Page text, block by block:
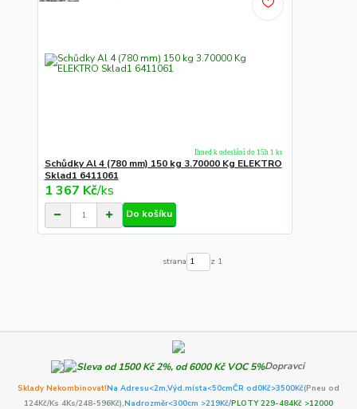
Schůdky Al 4 (780 mm) 150 kg 3.70000 Kg ELEKTRO
Sklad1 6411061
1 367 Kč/ks
Ihned k odeslání do 15h 1 ks
Do košíku
strana z 1
Dopravci
Sklady Nekombinovat!Na Adresu<2m,Výd.místa<50cmČR od0Kč>3500Kč(Pneu od
124Kč/Ks 4Ks/248-596Kč),Nadrozměr<300cm >219Kč/PLOTY 229-484Kč >12000